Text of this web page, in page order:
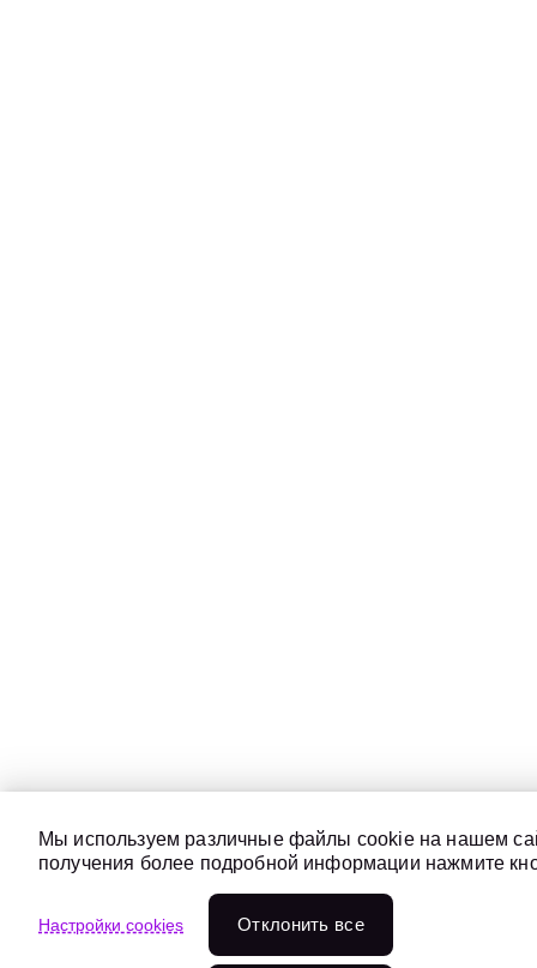
Мы используем различные файлы cookie на нашем
получения более подробной информации нажмите
Настройки cookies Отклонить всe